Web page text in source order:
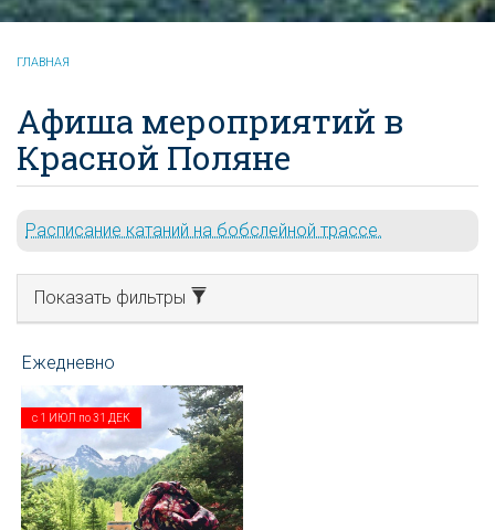
ГЛАВНАЯ
Афиша мероприятий в
Красной Поляне
Расписание катаний на бобслейной трассе.
Показать фильтры
с 1 ИЮЛ по31 ДЕК